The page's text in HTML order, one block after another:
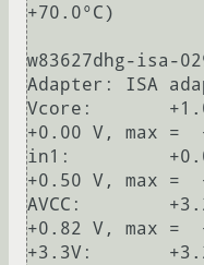
w83627dhg-isa-
Adapter: ISA
Vcore:
+0.00 V, max
in1:
+0.50 V, max =
AVCC:
+0.82 V, max
+3.3V: